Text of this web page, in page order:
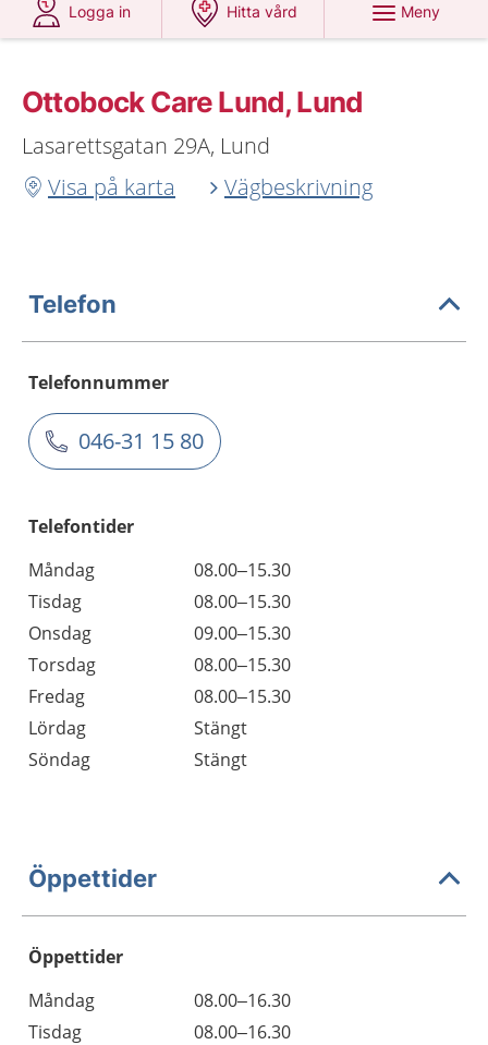
Logga in
Hitta vård
Meny
Ottobock Care Lund, Lund
Lasarettsgatan 29A, Lund
Visa på karta
Vägbeskrivning
Telefon
Telefonnummer
046-31 15 80
Telefontider
Måndag
08.00–15.30
Tisdag
08.00–15.30
Onsdag
09.00–15.30
Torsdag
08.00–15.30
Fredag
08.00–15.30
Lördag
Stängt
Söndag
Stängt
Öppettider
Öppettider
Dag
Öppettider
Kommentarer
Måndag
08.00–16.30
Tisdag
08.00–16.30